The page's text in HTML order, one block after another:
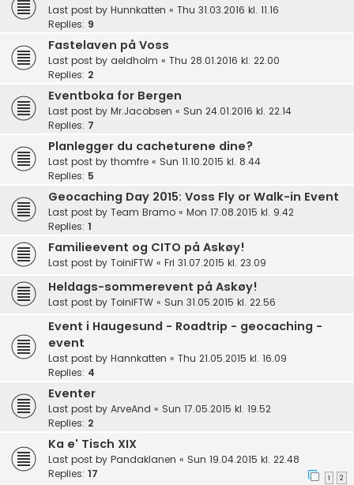
Last post by Hunnkatten « Thu 31.03.2016 kl. 11.16
Replies: 9
Fastelaven på Voss
Last post by aeldholm « Thu 28.01.2016 kl. 22.00
Replies: 2
Eventboka for Bergen
Last post by Mr.Jacobsen « Sun 24.01.2016 kl. 22.14
Replies: 7
Planlegger du cacheturene dine?
Last post by thomfre « Sun 11.10.2015 kl. 8.44
Replies: 5
Geocaching Day 2015: Voss Fly or Walk-in Event
Last post by Team Bramo « Mon 17.08.2015 kl. 9.42
Replies: 1
Familieevent og CITO på Askøy!
Last post by ToiniFTW « Fri 31.07.2015 kl. 23.09
Heldags-sommerevent på Askøy!
Last post by ToiniFTW « Sun 31.05.2015 kl. 22.56
Event i Haugesund - Roadtrip - geocaching -
event
Last post by Hannkatten « Thu 21.05.2015 kl. 16.09
Replies: 4
Eventer
Last post by ArveAnd « Sun 17.05.2015 kl. 19.52
Replies: 2
Ka e' Tisch XIX
Last post by Pandaklanen « Sun 19.04.2015 kl. 22.48
Replies: 17 1 2